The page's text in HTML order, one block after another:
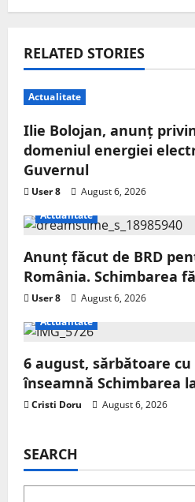
RELATED STORIES
Actualitate
Ilie Bolojan, anunț
domeniul energiei
Guvernul
User 8
August 6, 2026
Actualitate
Anunț făcut de BRD
România. Schimbarea
User 8
August 6, 2026
Actualitate
6 august, sărbătoare cu
înseamnă Schimbarea
Cristi Doru August 6, 2026
SEARCH